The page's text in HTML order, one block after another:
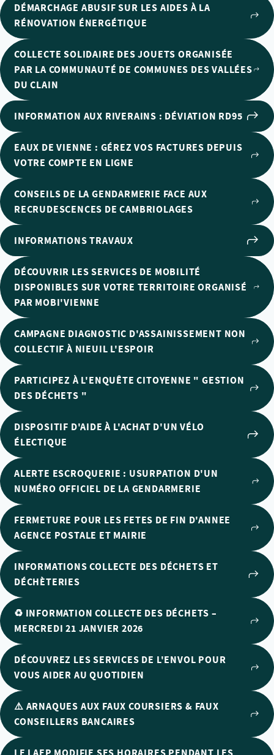
DÉMARCHAGE ABUSIF SUR LES AIDES À LA
RÉNOVATION ÉNERGÉTIQUE
COLLECTE SOLIDAIRE DES JOUETS ORGANISÉE
PAR LA COMMUNAUTÉ DE COMMUNES DES VALLÉES
DU CLAIN
INFORMATION AUX RIVERAINS : DÉVIATION RD95
EAUX DE VIENNE : GÉREZ VOS FACTURES DEPUIS
VOTRE COMPTE EN LIGNE
CONSEILS DE LA GENDARMERIE FACE AUX
RECRUDESCENCES DE CAMBRIOLAGES
INFORMATIONS TRAVAUX
DÉCOUVRIR LES SERVICES DE MOBILITÉ
DISPONIBLES SUR VOTRE TERRITOIRE ORGANISÉ
PAR MOBI'VIENNE
CAMPAGNE DIAGNOSTIC D'ASSAINISSEMENT NON
COLLECTIF À NIEUIL L'ESPOIR
PARTICIPEZ À L'ENQUÊTE CITOYENNE " GESTION
DES DÉCHETS "
DISPOSITIF D'AIDE À L'ACHAT D'UN VÉLO
ÉLECTIQUE
ALERTE ESCROQUERIE : USURPATION D'UN
NUMÉRO OFFICIEL DE LA GENDARMERIE
FERMETURE POUR LES FETES DE FIN D'ANNEE
AGENCE POSTALE ET MAIRIE
INFORMATIONS COLLECTE DES DÉCHETS ET
DÉCHÈTERIES
♻️ INFORMATION COLLECTE DES DÉCHETS –
MERCREDI 21 JANVIER 2026
DÉCOUVREZ LES SERVICES DE L'ENVOL POUR
VOUS AIDER AU QUOTIDIEN
⚠️ ARNAQUES AUX FAUX COURSIERS & FAUX
CONSEILLERS BANCAIRES